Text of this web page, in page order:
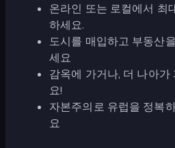
온라인 또는 로컬에서 최
하세요.
도시를 매입하고 부동산
세요
감옥에 가거나, 더 나아가
요!
자본주의로 유럽을 정복
요